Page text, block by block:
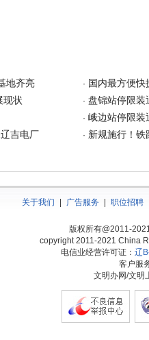
地齐亮 · 国内最方便
现状 · 盘锦站停限装
· 峨边站停限装
吉电厂 · 新规施行！铁
关于我们 广告服务 职位招聘
版权所有@2011-
copyright 2011-2021 China
电信业经营许可证： 辽
客户服
文明办网/文明